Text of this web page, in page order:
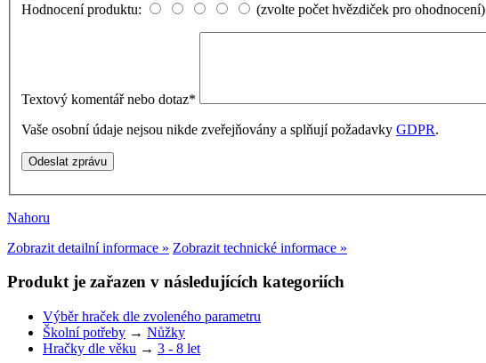
Hodnocení produktu: (zvolte počet hvězdiček pro ohodnocení)
Textový komentář nebo dotaz*
Vaše osobní údaje nejsou nikde zveřejňovány a splňují požadavky GDPR.
Nahoru
Zobrazit detailní informace » Zobrazit technické informace »
Produkt je zařazen v následujících kategoriích
Výběr hraček dle zvoleného parametru
Školní potřeby → Nůžky
Hračky dle věku → 3 - 8 let